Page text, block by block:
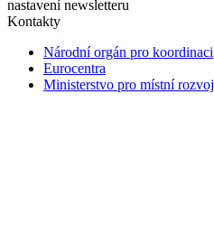
nastavení newsletteru
Kontakty
Národní orgán pro koordinaci
Eurocentra
Ministerstvo pro místní rozvoj